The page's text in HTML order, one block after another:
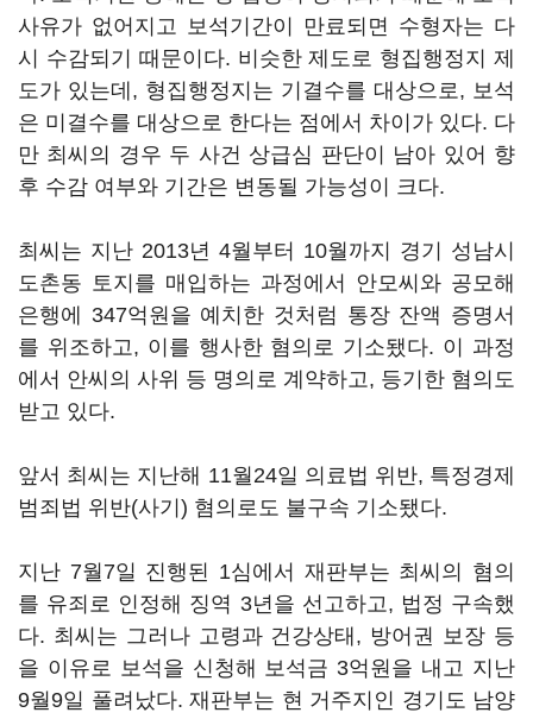
사유가 없어지고 보석기간이 만료되면 수형자는 다
시 수감되기 때문이다. 비슷한 제도로 형집행정지 제
도가 있는데, 형집행정지는 기결수를 대상으로, 보석
은 미결수를 대상으로 한다는 점에서 차이가 있다. 다
만 최씨의 경우 두 사건 상급심 판단이 남아 있어 향
후 수감 여부와 기간은 변동될 가능성이 크다.
최씨는 지난 2013년 4월부터 10월까지 경기 성남시
도촌동 토지를 매입하는 과정에서 안모씨와 공모해
은행에 347억원을 예치한 것처럼 통장 잔액 증명서
를 위조하고, 이를 행사한 혐의로 기소됐다. 이 과정
에서 안씨의 사위 등 명의로 계약하고, 등기한 혐의도
받고 있다.
앞서 최씨는 지난해 11월24일 의료법 위반, 특정경제
범죄법 위반(사기) 혐의로도 불구속 기소됐다.
지난 7월7일 진행된 1심에서 재판부는 최씨의 혐의
를 유죄로 인정해 징역 3년을 선고하고, 법정 구속했
다. 최씨는 그러나 고령과 건강상태, 방어권 보장 등
을 이유로 보석을 신청해 보석금 3억원을 내고 지난
9월9일 풀려났다. 재판부는 현 거주지인 경기도 남양